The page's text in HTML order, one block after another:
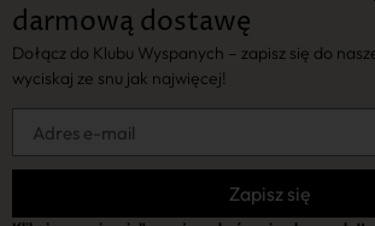
darmową dostawę
Dołącz do Klubu Wyspanych – zapisz się do
wyciskaj ze snu jak najwięcej!
Zapisz się